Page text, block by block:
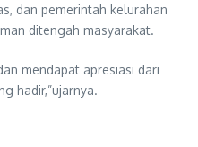
dan pemerintah kelurahan
ditengah masyarakat.
mendapat apresiasi dari
hadir,”ujarnya.